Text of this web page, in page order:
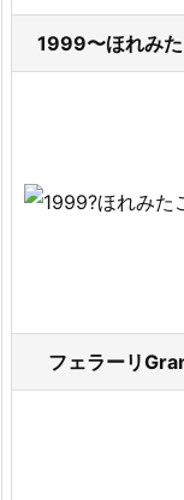
1999〜ほれみ
フェラーリ